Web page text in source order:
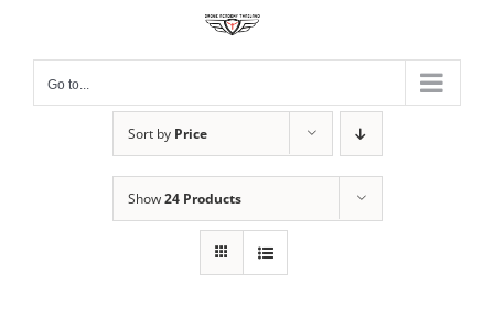
contentGo to...
Sort by Price
Show24 Products